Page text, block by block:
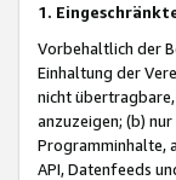
1.
Vorbehaltlich der
Einhaltung der
nicht
anzuzeigen; (b)
Programminhalte,
API, Datenfeeds